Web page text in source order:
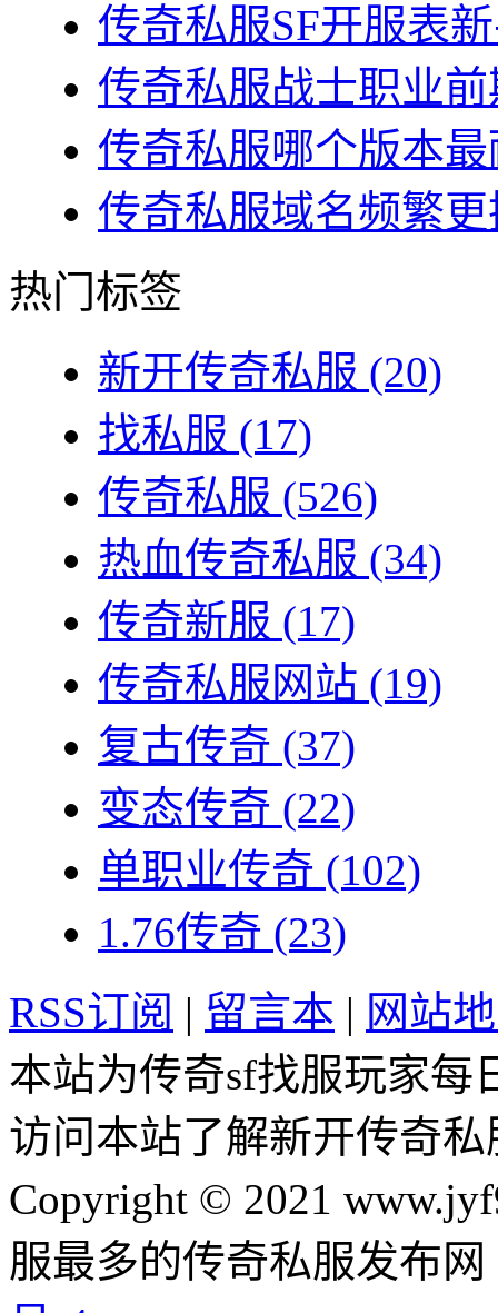
传奇私服SF开服表
传奇私服战士职业
传奇私服哪个版本
传奇私服域名频繁
热门标签
新开传奇私服 (20)
找私服 (17)
传奇私服 (526)
热血传奇私服 (34)
传奇新服 (17)
传奇私服网站 (19)
复古传奇 (37)
变态传奇 (22)
单职业传奇 (102)
1.76传奇 (23)
RSS订阅 | 留言本 | 网站
本站为传奇sf找服玩家每
访问本站了解新开传奇
Copyright © 2021
服最多的传奇私服发布